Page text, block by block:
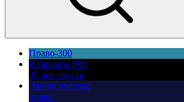
Право-300
Юррынок РФ:
35 лет спустя
Экологическое
право